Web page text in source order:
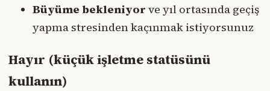
Büyüme bekleniyor ve yıl ortasında geçiş
yapma stresinden kaçınmak istiyorsunuz
Hayır (küçük işletme statüsünü
kullanın)